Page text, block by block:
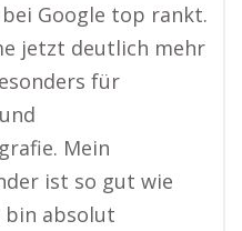
Google top rankt.
jetzt deutlich mehr
für
Mein
ist so gut wie
bin absolut